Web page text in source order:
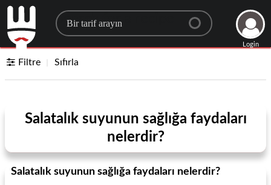
Search for a recipe
Login
Filtre Sıfırla
Salatalık suyunun sağlığa faydaları
nelerdir?
Salatalık suyunun sağlığa faydaları nelerdir?